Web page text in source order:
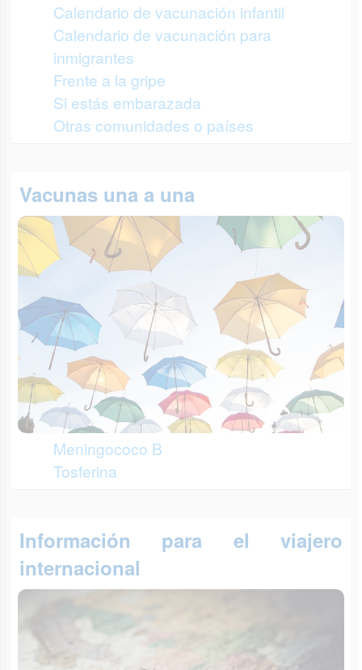
Calendario de vacunación infantil
Calendario de vacunación para
inmigrantes
Frente a la gripe
Si estás embarazada
Otras comunidades o países
Vacunas una a una
Meningococo B
Tosferina
Información para el viajero
internacional